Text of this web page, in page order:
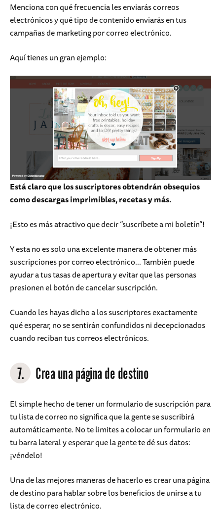
Menciona con qué frecuencia les enviarás correos
electrónicos y qué tipo de contenido enviarás en tus
campañas de marketing por correo electrónico.
Aquí tienes un gran ejemplo:
Está claro que los suscriptores obtendrán obsequios
como descargas imprimibles, recetas y más.
¡Esto es más atractivo que decir “suscríbete a mi boletín”!
Y esta no es solo una excelente manera de obtener más
suscripciones por correo electrónico... También puede
ayudar a tus tasas de apertura y evitar que las personas
presionen el botón de cancelar suscripción.
Cuando les hayas dicho a los suscriptores exactamente
qué esperar, no se sentirán confundidos ni decepcionados
cuando reciban tus correos electrónicos.
7. Crea una página de destino
El simple hecho de tener un formulario de suscripción para
tu lista de correo no significa que la gente se suscribirá
automáticamente. No te limites a colocar un formulario en
tu barra lateral y esperar que la gente te dé sus datos:
¡véndelo!
Una de las mejores maneras de hacerlo es crear una página
de destino para hablar sobre los beneficios de unirse a tu
lista de correo electrónico.